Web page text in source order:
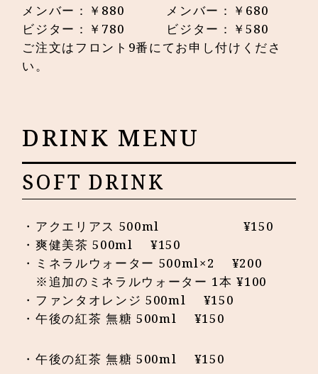
メンバー：￥880
ビジター：￥780
メンバー：￥680
ビジター：￥580
ご注文はフロント9番にてお申し付けくださ
い。
DRINK MENU
SOFT DRINK
・アクエリアス 500ml ¥150
・爽健美茶 500ml ¥150
・ミネラルウォーター 500ml×2 ¥200
※追加のミネラルウォーター 1本 ¥100
・ファンタオレンジ 500ml ¥150
・午後の紅茶 無糖 500ml ¥150
・午後の紅茶 無糖 500ml ¥150